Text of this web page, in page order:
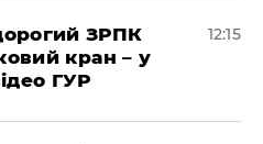
ЗРПК
кран – у
ГУР
12:15